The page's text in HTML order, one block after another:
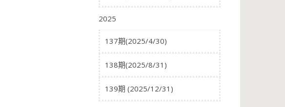
2025
137期(2025/4/30)
138期(2025/8/31)
139期 (2025/12/31)